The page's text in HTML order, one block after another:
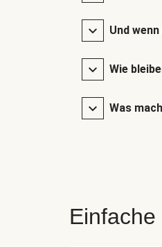
Und
Wie
Was